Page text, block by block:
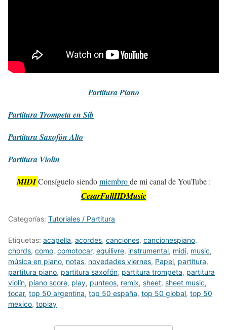
PartituraPiano
Partitura Trompeta en Sib
PartituraSaxofón Alto
Partitura Violín
MIDI Consíguelo siendomiembrode mi canal de YouTube :
CesarFullHDMusic
Categorías: Tutoriales / Partitura
Etiquetas: acapella, acordes, canciones, cancionespiano,
chords, como, comotocar, equilivre, instrumental, midi, music,
música en piano, notas, novedades viernes, Papel, partitura,
partitura piano, partitura saxofón, partitura trompeta, partitura
violín, piano score, play, punteos, remix, sheet, sheet music,
tocar, top 50 argentina, top 50 españa, top 50 global, top 50
mexico, toplay